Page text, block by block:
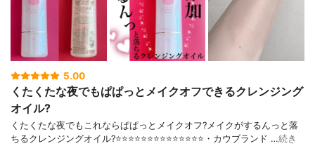
5.00
くたくたな夜でもぱぱっとメイクオフできるクレンジング
オイル?
くたくたな夜でもこれならぱぱっとメイクオフ?メイクがするんっと落
ちるクレンジングオイル?⭐️⭐️⭐️⭐️⭐️⭐️⭐️⭐️⭐️⭐️⭐️⭐️⭐️⭐️・カウブランド …続き